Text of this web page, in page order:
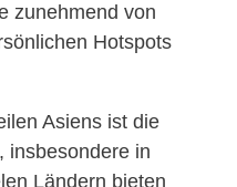
zunehmend von
Hotspots
Asiens ist die
insbesondere in
Ländern bieten